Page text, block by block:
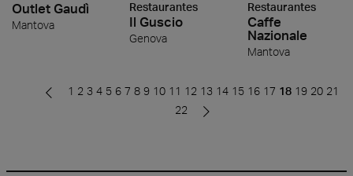
Outlet Gaudì
Mantova
Restaurantes
Il Guscio
Genova
Restaurantes
Caffe
Nazionale
Mantova
1 2 3 4 5 6 7 8 9 10 11 12 13 14 15 16 17 18 19 20 21
22